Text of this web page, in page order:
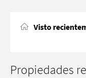
Visto
Propiedades